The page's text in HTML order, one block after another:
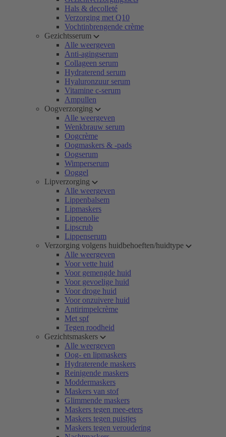
Hals & decolleté
Verzorging met Q10
Vochtinbrengende crème
Gezichtsserum
Alle weergeven
Anti-agingserum
Collageen serum
Hydraterend serum
Hyaluronzuur serum
Vitamine c-serum
Ampullen
Oogverzorging
Alle weergeven
Wenkbrauw serum
Oogcrème
Oogmaskers & -pads
Oogserum
Wimperserum
Ooggel
Lipverzorging
Alle weergeven
Lippenbalsem
Lipmaskers
Lippenolie
Lipscrub
Lippenserum
Verzorging volgens huidbehoeften/huidtype
Alle weergeven
Voor vette huid
Voor gemengde huid
Voor gevoelige huid
Voor droge huid
Voor onzuivere huid
Antirimpelcrème
Met spf
Tegen roodheid
Gezichtsmaskers
Alle weergeven
Oog- en lipmaskers
Hydraterende maskers
Reinigende maskers
Moddermaskers
Maskers van stof
Glimmende maskers
Maskers tegen mee-eters
Maskers tegen puistjes
Maskers tegen veroudering